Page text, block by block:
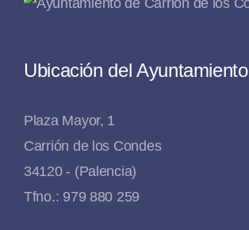
Ubicación del Ayuntamiento
Plaza Mayor, 1
Carrión de los Condes
34120 - (Palencia)
Tfno.: 979 880 259